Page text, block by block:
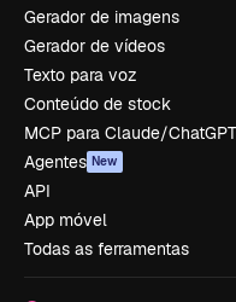
Gerador de imagens
Gerador de vídeos
Texto para voz
Conteúdo de stock
MCP para Claude/ChatGPT
Agentes New
API
App móvel
Todas as ferramentas